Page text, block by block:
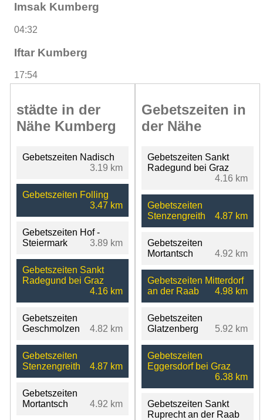
Imsak Kumberg
04:32
Iftar Kumberg
17:54
städte in der
Nähe Kumberg
Gebetszeiten Nadisch
3.19 km
Gebetszeiten Folling
3.47 km
Gebetszeiten Hof -
Steiermark
3.89 km
Gebetszeiten Sankt
Radegund bei Graz
4.16 km
Gebetszeiten
Geschmolzen
4.82 km
Gebetszeiten
Stenzengreith
4.87 km
Gebetszeiten
Mortantsch
4.92 km
Gebetszeiten in
der Nähe
Gebetszeiten Sankt
Radegund bei Graz
4.16 km
Gebetszeiten
Stenzengreith
4.87 km
Gebetszeiten
Mortantsch
4.92 km
Gebetszeiten Mitterdorf
an der Raab
4.98 km
Gebetszeiten
Glatzenberg
5.92 km
Gebetszeiten
Eggersdorf bei Graz
6.38 km
Gebetszeiten Sankt
Ruprecht an der Raab